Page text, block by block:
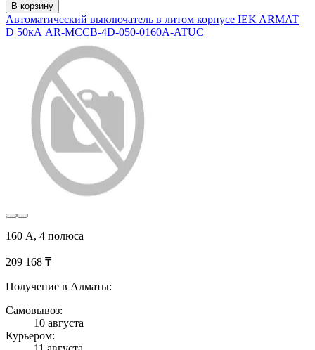
В корзину
Автоматический выключатель в литом корпусе IEK ARMAT
D 50кА AR-MCCB-4D-050-0160A-ATUC
160 А, 4 полюса
209 168 ₸
Получение в Алматы:
Самовывоз:
10 августа
Курьером: